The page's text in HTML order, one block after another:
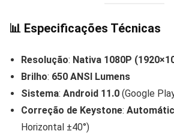
📊 Especificações Técnicas
Resolução: Nativa 1080P
Brilho: 650 ANSI Lumens
Sistema: Android 11.0 (Google
Correção de Keystone:
Horizontal ±40°)